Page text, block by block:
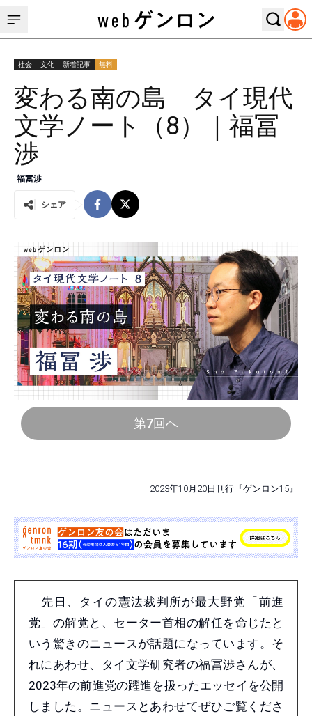
社会 文化 新着記事 無料
変わる南の島 タイ現代
文学ノート（8）｜福冨
渉
福冨渉
シェア
第7回へ
2023年10月20日刊行『ゲンロン15』
先日、タイの憲法裁判所が最大野党「前進
党」の解党と、セーター首相の解任を命じたと
いう驚きのニュースが話題になっています。そ
れにあわせ、タイ文学研究者の福冨渉さんが、
2023年の前進党の躍進を扱ったエッセイを公開
しました。ニュースとあわせてぜひご覧くださ